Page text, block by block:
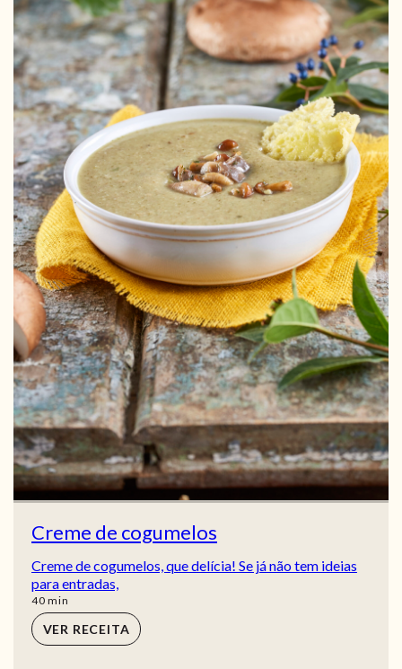
Creme de cogumelos
Creme de cogumelos, que delícia! Se já não tem ideias
para entradas,
40min
min
VER RECEITA